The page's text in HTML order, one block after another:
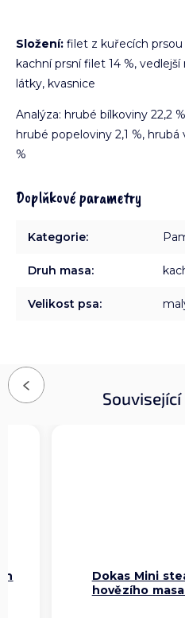
Složení: filet z kuřecích prsou
kachní prsní filet 14 %,
látky, kvasnice
Analýza: hrubé bílkoviny 22,2
hrubé popeloviny 2,1 %, hrubá
%
Doplňkové parametry
Kategorie:
Druh masa:
Velikost psa:
Previous
Dokas Mini
hovězího